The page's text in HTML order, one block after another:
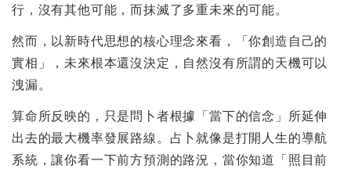
行，沒有其他可能，而抹滅了多重未來的可能。
然而，以新時代思想的核心理念來看，「你創造自己的
實相」，未來根本還沒決定，自然沒有所謂的天機可以
洩漏。
算命所反映的，只是問卜者根據「當下的信念」所延伸
出去的最大機率發展路線。占卜就像是打開人生的導航
系統，讓你看一下前方預測的路況，當你知道「照目前